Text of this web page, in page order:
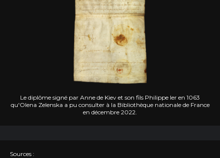
Le diplôme signé par Anne de Kiev et son fils Philippe Ier en 1063
qu'Olena Zelenska a pu consulter à la Bibliothèque nationale de France
en décembre 2022.
Sources :